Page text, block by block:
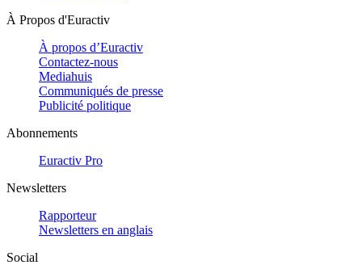
À Propos d'Euractiv
À propos d’Euractiv
Contactez-nous
Mediahuis
Communiqués de presse
Publicité politique
Abonnements
Euractiv Pro
Newsletters
Rapporteur
Newsletters en anglais
Social